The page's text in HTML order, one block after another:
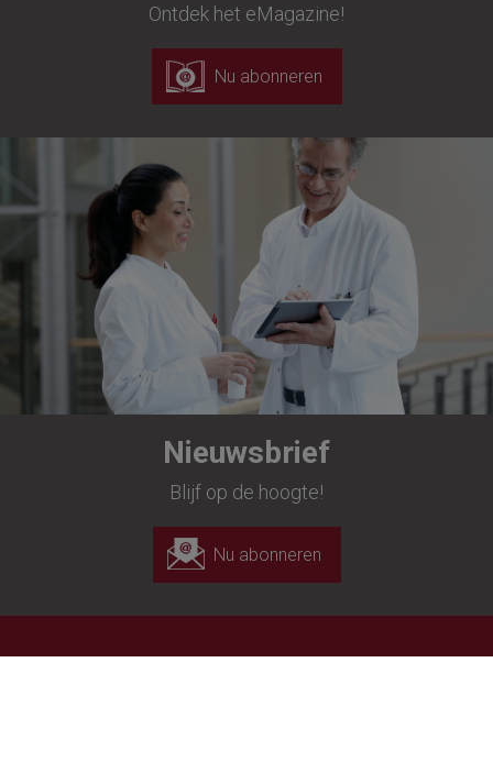
Ontdek het eMagazine!
Nu abonneren
Nieuwsbrief
Blijf op de hoogte!
Nu abonneren